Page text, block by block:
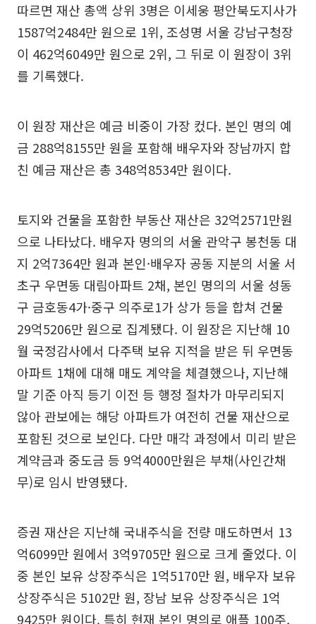
따르면 재산 총액 상위 3명은 이세웅 평안북도지사가
1587억2484만 원으로 1위, 조성명 서울 강남구청장
이 462억6049만 원으로 2위, 그 뒤로 이 원장이 3위
를 기록했다.
이 원장 재산은 예금 비중이 가장 컸다. 본인 명의 예
금 288억8155만 원을 포함해 배우자와 장남까지 합
친 예금 재산은 총 348억8534만 원이다.
토지와 건물을 포함한 부동산 재산은 32억2571만원
으로 나타났다. 배우자 명의의 서울 관악구 봉천동 대
지 2억7364만 원과 본인·배우자 공동 지분의 서울 서
초구 우면동 대림아파트 2채, 본인 명의의 서울 성동
구 금호동4가·중구 의주로1가 상가 등을 합쳐 건물
29억5206만 원으로 집계됐다. 이 원장은 지난해 10
월 국정감사에서 다주택 보유 지적을 받은 뒤 우면동
아파트 1채에 대해 매도 계약을 체결했으나, 지난해
말 기준 아직 등기 이전 등 행정 절차가 마무리되지
않아 관보에는 해당 아파트가 여전히 건물 재산으로
포함된 것으로 보인다. 다만 매각 과정에서 미리 받은
계약금과 중도금 등 9억4000만원은 부채(사인간채
무)로 임시 반영됐다.
증권 재산은 지난해 국내주식을 전량 매도하면서 13
억6099만 원에서 3억9705만 원으로 크게 줄었다. 이
중 본인 보유 상장주식은 1억5170만 원, 배우자 보유
상장주식은 5102만 원, 장남 보유 상장주식은 1억
9425만 원이다. 특히 현재 본인 명의로 애플 100주,